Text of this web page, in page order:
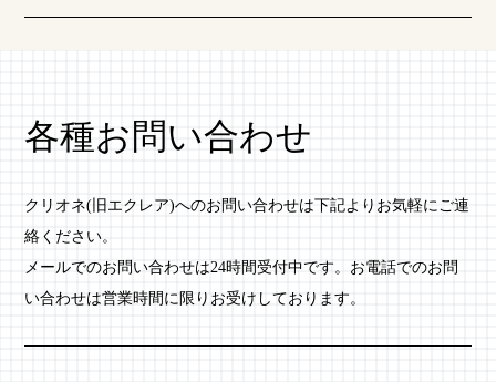
各種お問い合わせ
クリオネ(旧エクレア)へのお問い合わせは下記よりお気軽にご連
絡ください。
メールでのお問い合わせは24時間受付中です。お電話でのお問
い合わせは営業時間に限りお受けしております。